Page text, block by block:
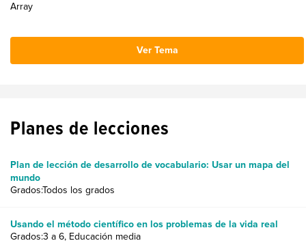
Array
Ver Tema
Planes de lecciones
Plan de lección de desarrollo de vocabulario: Usar un mapa del
mundo
Grados:Todos los grados
Usando el método científico en los problemas de la vida real
Grados:3 a 6, Educación media